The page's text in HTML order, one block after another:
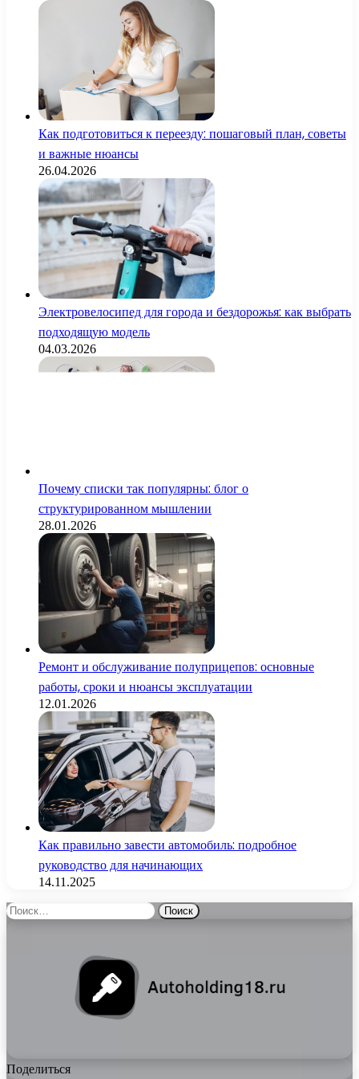
Как подготовиться к переезду: пошаговый план, советы
и важные нюансы
26.04.2026
Электровелосипед для города и бездорожья: как выбрать
подходящую модель
04.03.2026
Почему списки так популярны: блог о
структурированном мышлении
28.01.2026
Ремонт и обслуживание полуприцепов: основные
работы, сроки и нюансы эксплуатации
12.01.2026
Как правильно завести автомобиль: подробное
руководство для начинающих
14.11.2025
Найти:
Поделиться